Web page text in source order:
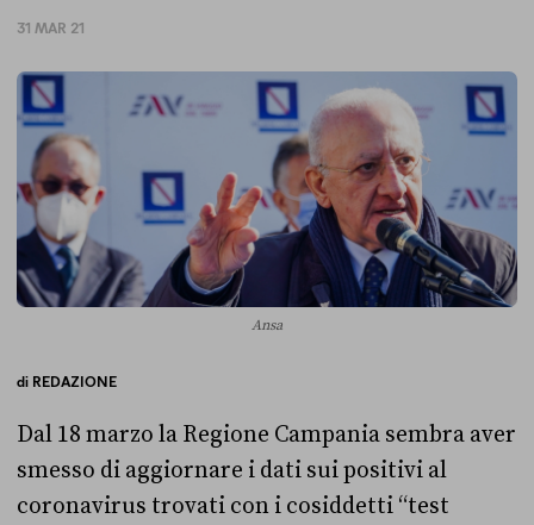
31 MAR 21
Ansa
di REDAZIONE
Dal 18 marzo la Regione Campania sembra aver
smesso di aggiornare i dati sui positivi al
coronavirus trovati con i cosiddetti “test